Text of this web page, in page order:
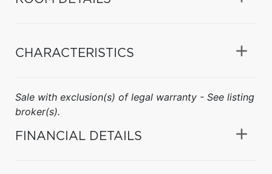
CHARACTERISTICS
Sale with exclusion(s) of legal warranty - See listing
broker(s).
FINANCIAL DETAILS